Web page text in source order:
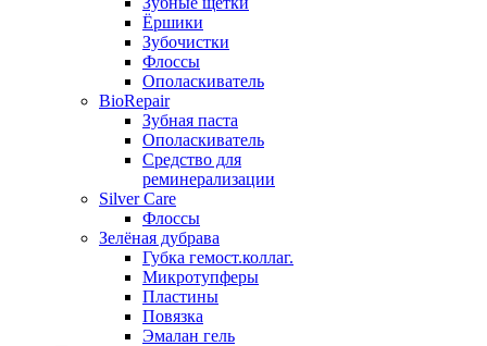
Ёршики
Зубочистки
Флоссы
Ополаскиватель
BioRepair
Зубная паста
Ополаскиватель
Средство для
реминерализации
Silver Care
Флоссы
Зелёная дубрава
Губка гемост.коллаг.
Микротупферы
Пластины
Повязка
Эмалан гель